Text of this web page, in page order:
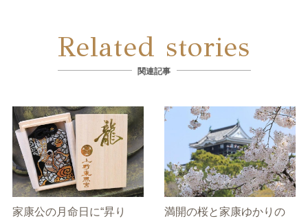
Related stories
関連記事
家康公の月命日に“昇り
満開の桜と家康ゆかりの